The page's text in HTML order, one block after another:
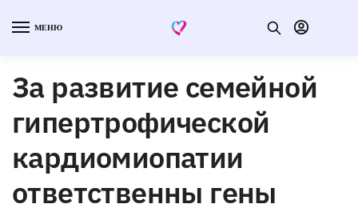
МЕНЮ
За развитие семейной
гипертрофической
кардиомиопатии
ответственны гены